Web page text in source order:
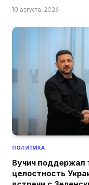
10 августа, 2026
ПОЛИТИКА
Вучич поддержал
целостность